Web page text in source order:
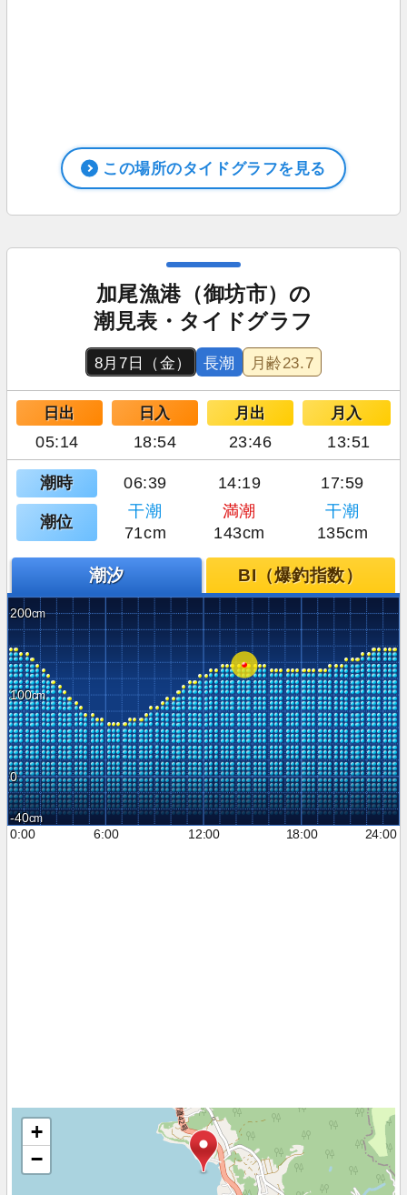
この場所のタイドグラフを見る
加尾漁港（御坊市）の
潮見表・タイドグラフ
8月7日（金） 長潮 月齢23.7
日出 日入 月出 月入
05:14 18:54 23:46 13:51
潮時 06:39 14:19 17:59
潮位
干潮 満潮
干潮
71cm
143cm 135cm
潮汐 BI（爆釣指数）
200
100
0
-40
0:00
6:00 12:00 18:00 24:00
+
−